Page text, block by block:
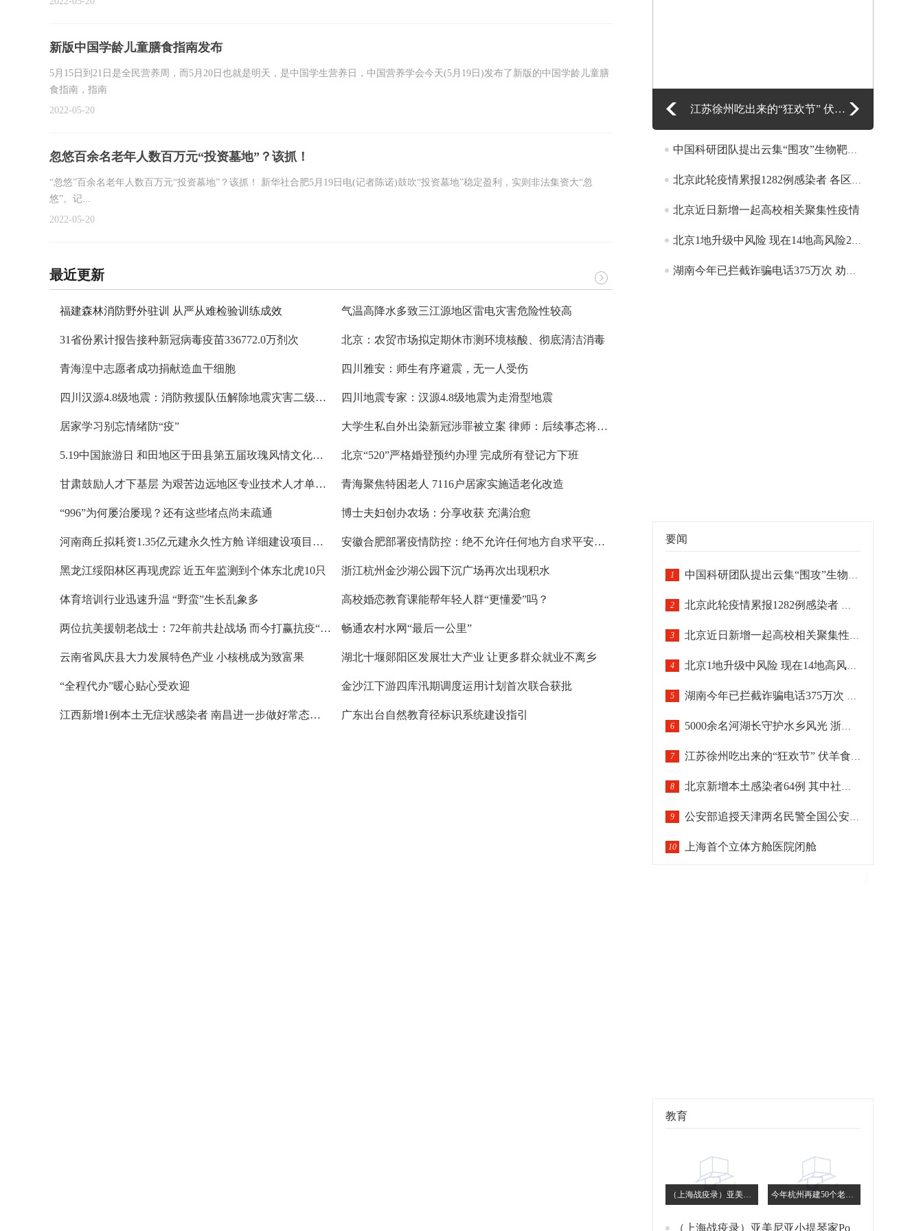
新版中国学龄儿童膳食指南发布
5月15日到21日是全民营养周，而5月20日也就是明天，是中国学生营养日，中国营养学会今天(5月19日)发布了新版的中国学龄儿童膳
食指南，指南
2022-05-20
忽悠百余名老年人数百万元“投资墓地”？该抓！
“忽悠”百余名老年人数百万元“投资墓地”？该抓！ 新华社合肥5月19日电(记者陈诺)鼓吹“投资墓地”稳定盈利，实则非法集资大“忽
悠”。记...
2022-05-20
最近更新
福建森林消防野外驻训 从严从难检验训练成效 气温高降水多致三江源地区雷电灾害危险性较高
31省份累计报告接种新冠病毒疫苗336772.0万剂次 北京：农贸市场拟定期休市测环境核酸、彻底清洁消毒
青海湟中志愿者成功捐献造血干细胞 四川雅安：师生有序避震，无一人受伤
四川汉源4.8级地震：消防救援队伍解除地震灾害二级响应 四川地震专家：汉源4.8级地震为走滑型地震
居家学习别忘情绪防“疫” 大学生私自外出染新冠涉罪被立案 律师：后续事态将影响量刑
5.19中国旅游日 和田地区于田县第五届玫瑰风情文化旅游节开幕 北京“520”严格婚登预约办理 完成所有登记方下班
甘肃鼓励人才下基层 为艰苦边远地区专业技术人才单列岗位 青海聚焦特困老人 7116户居家实施适老化改造
“996”为何屡治屡现？还有这些堵点尚未疏通 博士夫妇创办农场：分享收获 充满治愈
河南商丘拟耗资1.35亿元建永久性方舱 详细建设项目披露 安徽合肥部署疫情防控：绝不允许任何地方自求平安而跑偏走样
黑龙江绥阳林区再现虎踪 近五年监测到个体东北虎10只 浙江杭州金沙湖公园下沉广场再次出现积水
体育培训行业迅速升温 “野蛮”生长乱象多 高校婚恋教育课能帮年轻人群“更懂爱”吗？
两位抗美援朝老战士：72年前共赴战场 而今打赢抗疫“硬仗” 畅通农村水网“最后一公里”
云南省凤庆县大力发展特色产业 小核桃成为致富果 湖北十堰郧阳区发展壮大产业 让更多群众就业不离乡
“全程代办”暖心贴心受欢迎 金沙江下游四库汛期调度运用计划首次联合获批
江西新增1例本土无症状感染者 南昌进一步做好常态化疫情防控 广东出台自然教育径标识系统建设指引
江苏徐州吃出来的“狂欢节” 伏羊食俗晋级“国家队”
中国科研团队提出云集“围攻”生物靶标智能纳米机器人模型
北京此轮疫情累报1282例感染者 各区疫情呈差异化分布
北京近日新增一起高校相关聚集性疫情
北京1地升级中风险 现在14地高风险29地中风险
湖南今年已拦截诈骗电话375万次 劝阻逾261万名潜在受害群众
要闻
1 中国科研团队提出云集“围攻”生物靶标智能纳米机器人模型
2 北京此轮疫情累报1282例感染者 各区疫情呈差异化分布
3 北京近日新增一起高校相关聚集性疫情
4 北京1地升级中风险 现在14地高风险29地中风险
5 湖南今年已拦截诈骗电话375万次 劝阻逾261万名潜在受害群众
6 5000余名河湖长守护水乡风光 浙江绍兴十年治水汇清流
7 江苏徐州吃出来的“狂欢节” 伏羊食俗晋级“国家队”
8 北京新增本土感染者64例 其中社会面筛查2例
9 公安部追授天津两名民警全国公安系统二级英雄模范
10 上海首个立体方舱医院闭舱
教育
（上海战疫录）亚美尼亚小提琴家Poghosyan：我是长了外国脸的上海人 今年杭州再建50个老年友好型社区 提升服务便利可及性
（上海战疫录）亚美尼亚小提琴家Poghosyan：我是长了外国脸的上海人